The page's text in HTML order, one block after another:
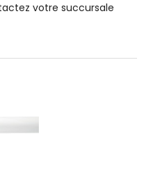
votre succursale